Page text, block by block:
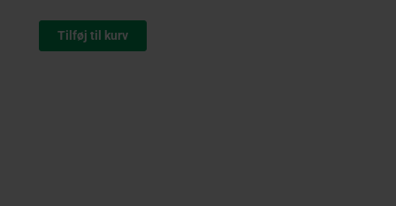
Batteri
Tilføj til kurv